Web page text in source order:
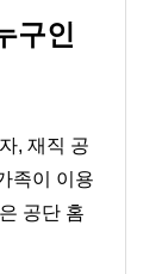
구인
, 재직 공
족이 이용
공단 홈